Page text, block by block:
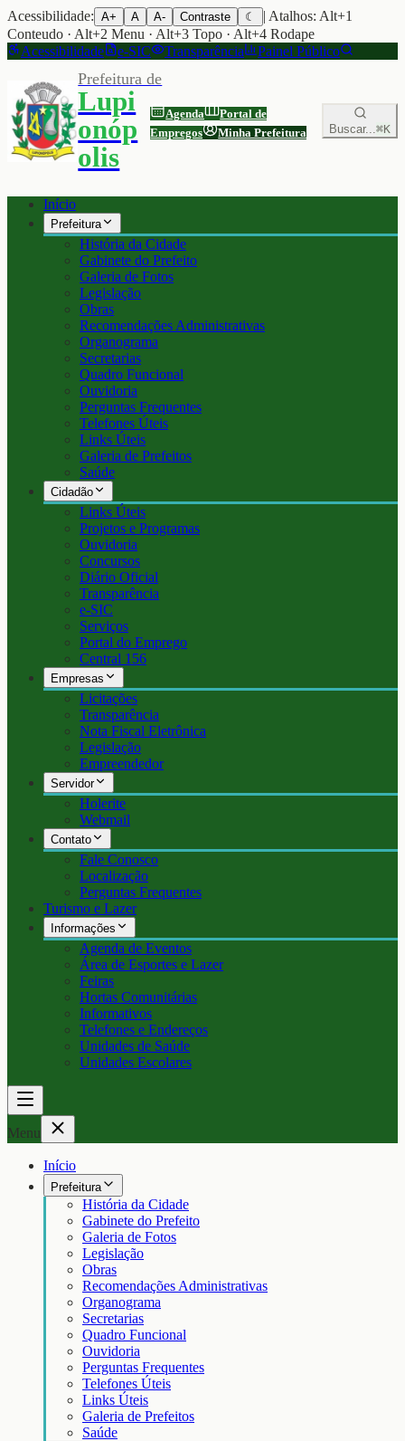
Acessibilidade: A+ A A- Contraste ☾
| Atalhos: Alt+1
Conteudo · Alt+2 Menu · Alt+3 Topo · Alt+4 Rodape
Acessibilidade
e-SIC Transparência Painel Público
Prefeitura de
Lupi
onóp
olis
Agenda
Portal de
Empregos
Minha Prefeitura Buscar...⌘K
Início
Prefeitura
História da Cidade
Gabinete do Prefeito
Galeria de Fotos
Legislação
Obras
Recomendações Administrativas
Organograma
Secretarias
Quadro Funcional
Ouvidoria
Perguntas Frequentes
Telefones Úteis
Links Úteis
Galeria de Prefeitos
Saúde
Cidadão
Links Úteis
Projetos e Programas
Ouvidoria
Concursos
Diário Oficial
Transparência
e-SIC
Serviços
Portal do Emprego
Central 156
Empresas
Licitações
Transparência
Nota Fiscal Eletrônica
Legislação
Empreendedor
Servidor
Holerite
Webmail
Contato
Fale Conosco
Localização
Perguntas Frequentes
Turismo e Lazer
Informações
Agenda de Eventos
Área de Esportes e Lazer
Feiras
Hortas Comunitárias
Informativos
Telefones e Endereços
Unidades de Saúde
Unidades Escolares
Menu
Início
Prefeitura
História da Cidade
Gabinete do Prefeito
Galeria de Fotos
Legislação
Obras
Recomendações Administrativas
Organograma
Secretarias
Quadro Funcional
Ouvidoria
Perguntas Frequentes
Telefones Úteis
Links Úteis
Galeria de Prefeitos
Saúde